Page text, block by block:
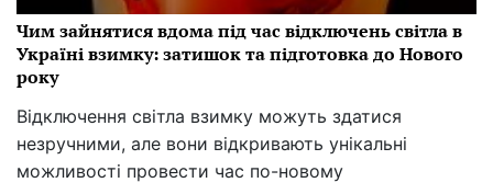
Чим зайнятися вдома під час відключень світла в
Україні взимку: затишок та підготовка до Нового
року
Відключення світла взимку можуть здатися
незручними, але вони відкривають унікальні
можливості провести час по-новому